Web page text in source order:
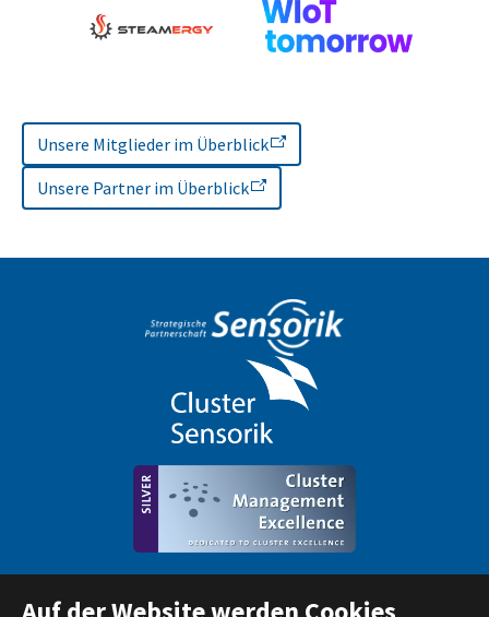
Unsere Mitglieder im Überblick
Unsere Partner im Überblick
LinkedInBluesky